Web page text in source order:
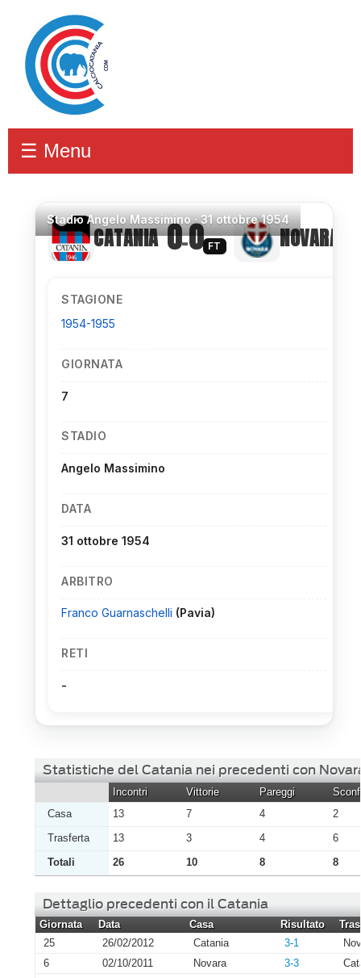
☰ Menu
StadioAngelo Massimino ·31 ottobre 1954
CATANIA 0–0 FT NOVARA
STAGIONE
1954-1955
GIORNATA
7
STADIO
Angelo Massimino
DATA
31 ottobre 1954
ARBITRO
Franco Guarnaschelli (Pavia)
RETI
-
Statistiche del Catania nei precedenti con
Incontri Vittorie Pareggi
Casa
13 7 4
2
Trasferta
13 3 4
6
Totali
26 10 8 8
Dettaglio precedenti con il Catania
Giornata Data Casa Risultato
25
26/02/2012 Catania 3-1
6
02/10/2011 Novara 3-3